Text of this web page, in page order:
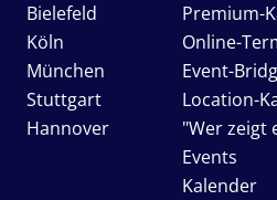
Bielefeld
Köln
München
Stuttgart
Hannover
Premium-
Online-
Event-
Location-
"Wer zeigt
Events
Kalender